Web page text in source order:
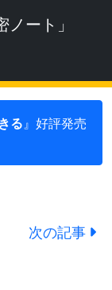
ート」
る』好評発売
次の記事